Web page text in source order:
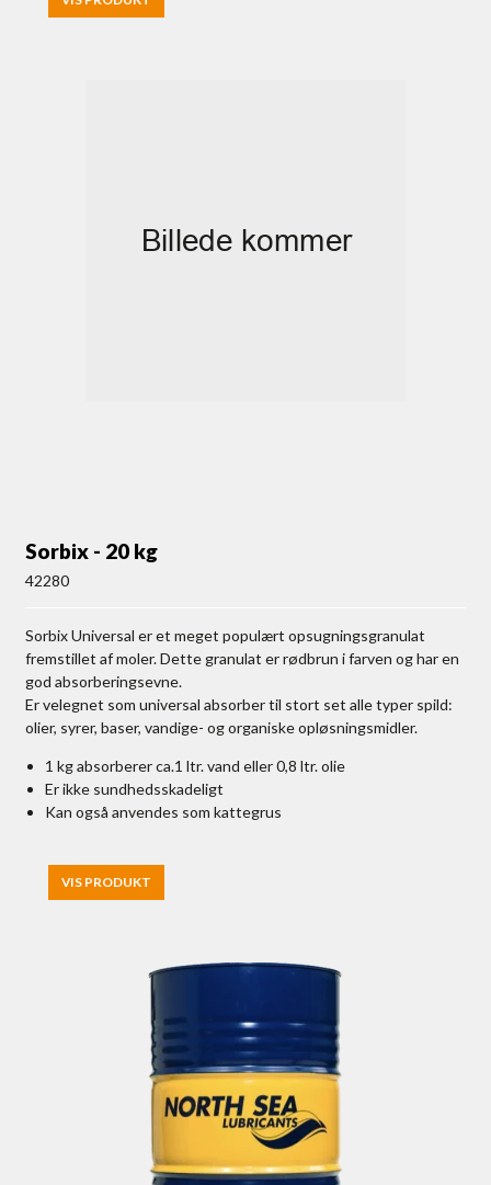
Sorbix - 20 kg
42280
Sorbix Universal er et meget populært opsugningsgranulat
fremstillet af moler. Dette granulat er rødbrun i farven og har en
god absorberingsevne.
Er velegnet som universal absorber til stort set alle typer spild:
olier, syrer, baser, vandige- og organiske opløsningsmidler.
1 kg absorberer ca.1 ltr. vand eller 0,8 ltr. olie
Er ikke sundhedsskadeligt
Kan også anvendes som kattegrus
VIS PRODUKT